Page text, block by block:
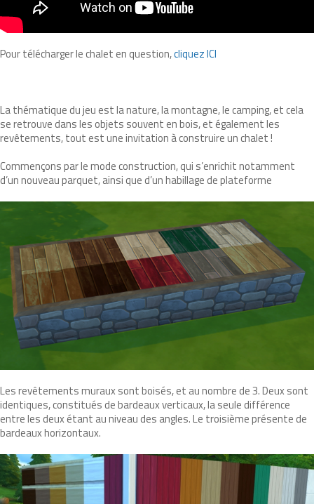
Pour télécharger le chalet en question,cliquez ICI
La thématique du jeu est la nature, la montagne, le camping, et cela
se retrouve dans les objets souvent en bois, et également les
revêtements, tout est une invitation à construire un chalet !
Commençons par le mode construction, qui s’enrichit notamment
d’un nouveau parquet, ainsi que d’un habillage de plateforme
Les revêtements muraux sont boisés, et au nombre de 3. Deux sont
identiques, constitués de bardeaux verticaux, la seule différence
entre les deux étant au niveau des angles. Le troisième présente de
bardeaux horizontaux.